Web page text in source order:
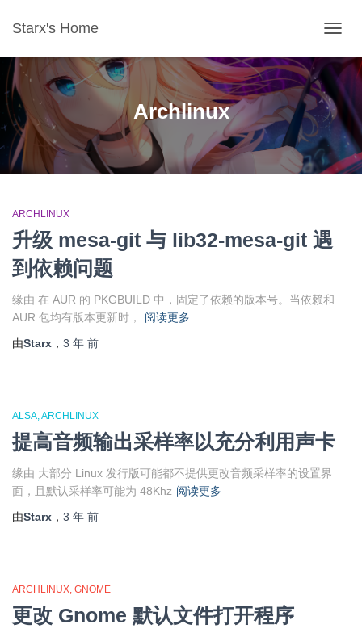
Starx's Home
Archlinux
ARCHLINUX
升级 mesa-git 与 lib32-mesa-git 遇
到依赖问题
缘由 在 AUR 的 PKGBUILD 中，固定了依赖的版本号。当依赖和
AUR 包均有版本更新时，
阅读更多
由Starx ， 3 年 前
ALSA ARCHLINUX
提高音频输出采样率以充分利用声卡
缘由 大部分 Linux 发行版可能都不提供更改音频采样率的设置界
面，且默认采样率可能为 48Khz 阅读更多
由Starx ， 3 年 前
ARCHLINUX GNOME
更改 Gnome 默认文件打开程序